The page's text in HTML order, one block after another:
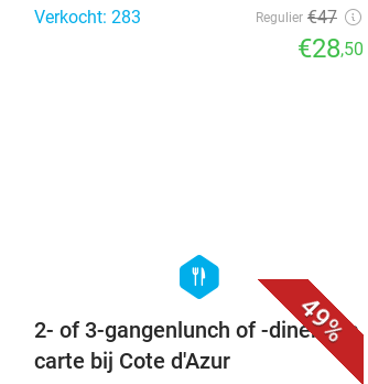
Verkocht: 283
Regulier €47
€28,50
49%
hexagon
food
2- of 3-gangenlunch of -diner à la
carte bij Cote d'Azur